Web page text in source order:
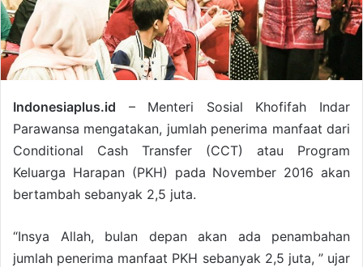
Indonesiaplus.id – Menteri Sosial Khofifah Indar
Parawansa mengatakan, jumlah penerima manfaat dari
Conditional Cash Transfer (CCT) atau Program
Keluarga Harapan (PKH) pada November 2016 akan
bertambah sebanyak 2,5 juta.
“Insya Allah, bulan depan akan ada penambahan
jumlah penerima manfaat PKH sebanyak 2,5 juta, ” ujar